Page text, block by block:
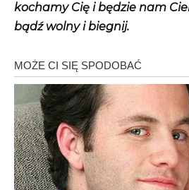
kochamy Cię i będzie nam
bądź wolny i biegnij.